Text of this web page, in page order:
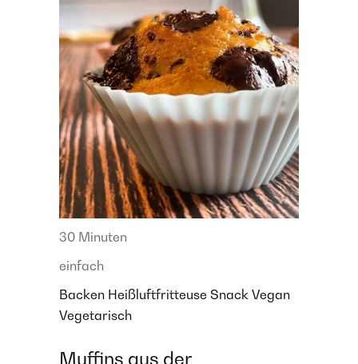
30 Minuten
einfach
Backen Heißluftfritteuse Snack Vegan
Vegetarisch
Muffins aus der